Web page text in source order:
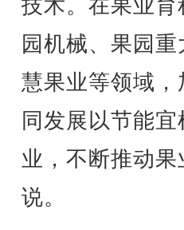
技术。在果业
园机械、果园
慧果业等领域
同发展以节能
业，不断推动
说。